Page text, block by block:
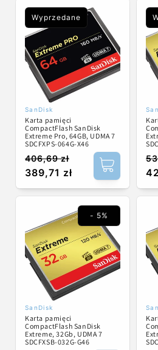
Wyprzedane
Dostawca:
SanDisk
Karta pamięci
CompactFlash SanDisk
Extreme Pro, 64GB, UDMA 7
SDCFXPS-064G-X46
Cena
regularna
406,69 zł
Cena
promocyjna
389,71 zł
- 5%
Dostawca:
SanDisk
Karta pamięci
CompactFlash SanDisk
Extreme, 32Gb, UDMA 7
SDCFXSB-032G-G46